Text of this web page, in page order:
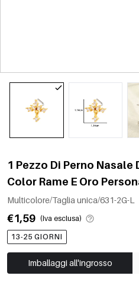
1 Pezzo Di Perno Nasale
Color Rame E Oro
Multicolore/Taglia unica/631-2G-L
€1,59 (Iva esclusa)
13-25 GIORNI
Imballaggi all'ingrosso